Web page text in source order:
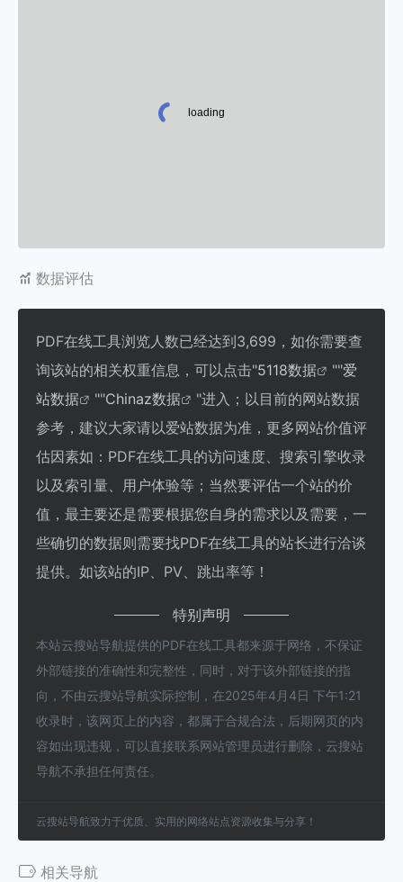
数据评估
PDF在线工具浏览人数已经达到3,699，如你需要查
询该站的相关权重信息，可以点击"5118数据 ""爱
站数据
""Chinaz数据
"进入；以目前的网站数据
参考，建议大家请以爱站数据为准，更多网站价值评
估因素如：PDF在线工具的访问速度、搜索引擎收录
以及索引量、用户体验等；当然要评估一个站的价
值，最主要还是需要根据您自身的需求以及需要，一
些确切的数据则需要找PDF在线工具的站长进行洽谈
提供。如该站的IP、PV、跳出率等！
特别声明
本站云搜站导航提供的PDF在线工具都来源于网络，不保证
外部链接的准确性和完整性，同时，对于该外部链接的指
向，不由云搜站导航实际控制，在2025年4月4日 下午1:21
收录时，该网页上的内容，都属于合规合法，后期网页的内
容如出现违规，可以直接联系网站管理员进行删除，云搜站
导航不承担任何责任。
云搜站导航致力于优质、实用的网络站点资源收集与分享！
相关导航